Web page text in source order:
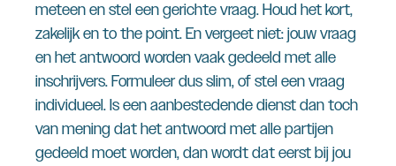
meteen en stel een gerichte vraag. Houd het kort,
zakelijk en to the point. En vergeet niet: jouw vraag
en het antwoord worden vaak gedeeld met alle
inschrijvers. Formuleer dus slim, of stel een vraag
individueel. Is een aanbestedende dienst dan toch
van mening dat het antwoord met alle partijen
gedeeld moet worden, dan wordt dat eerst bij jou